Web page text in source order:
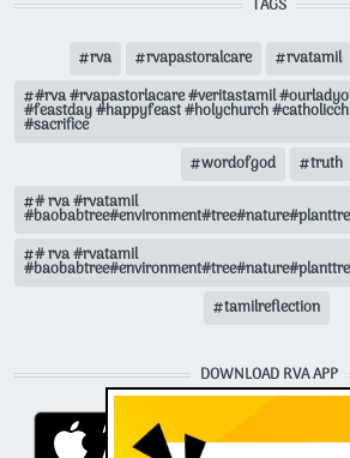
TAGS
rva rvapastoralcare rvatamil
#rva #rvapastorlacare #veritastamil
#feastday #happyfeast #holychurch
#sacrifice
wordofgod
truth
# rva #rvatamil
# rva #rvatamil
tamilreflection
DOWNLOAD RVA APP